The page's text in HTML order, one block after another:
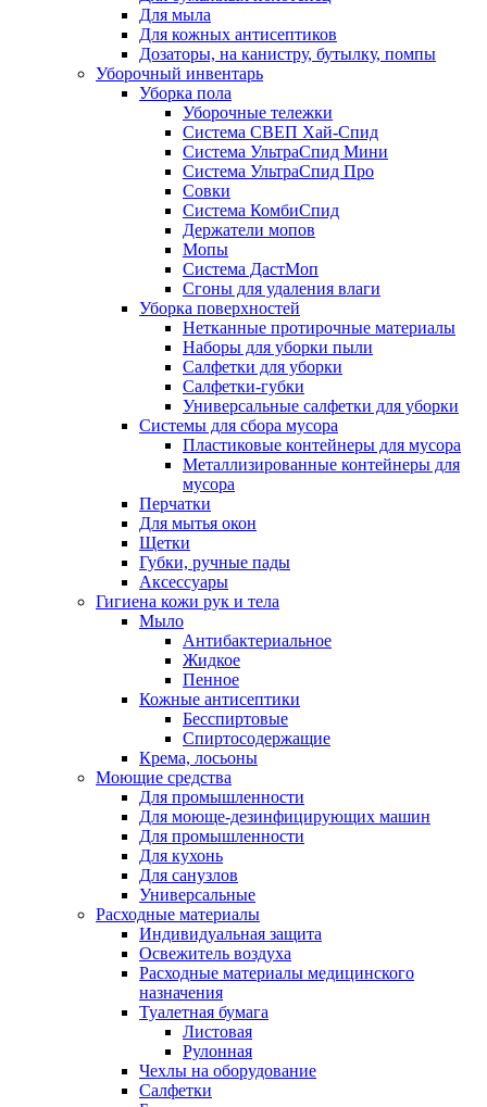
Для мыла
Для кожных антисептиков
Дозаторы, на канистру, бутылку, помпы
Уборочный инвентарь
Уборка пола
Уборочные тележки
Система СВЕП Хай-Спид
Система УльтраСпид Мини
Система УльтраСпид Про
Совки
Система КомбиСпид
Держатели мопов
Мопы
Система ДастМоп
Сгоны для удаления влаги
Уборка поверхностей
Нетканные протирочные материалы
Наборы для уборки пыли
Салфетки для уборки
Салфетки-губки
Универсальные салфетки для уборки
Системы для сбора мусора
Пластиковые контейнеры для мусора
Металлизированные контейнеры для
мусора
Перчатки
Для мытья окон
Щетки
Губки, ручные пады
Аксессуары
Гигиена кожи рук и тела
Мыло
Антибактериальное
Жидкое
Пенное
Кожные антисептики
Бесспиртовые
Cпиртосодержащие
Крема, лосьоны
Моющие средства
Для промышленности
Для моюще-дезинфицирующих машин
Для промышленности
Для кухонь
Для санузлов
Универсальные
Расходные материалы
Индивидуальная защита
Освежитель воздуха
Расходные материалы медицинского
назначения
Туалетная бумага
Листовая
Рулонная
Чехлы на оборудование
Салфетки